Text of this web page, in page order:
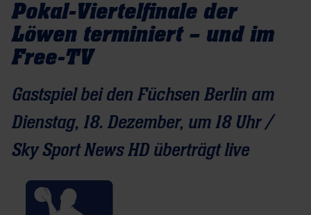
Pokal-Viertelfinale der
Löwen terminiert – und im
Free-TV
Gastspiel bei den Füchsen Berlin am
Dienstag, 18. Dezember, um 18 Uhr /
Sky Sport News HD überträgt live